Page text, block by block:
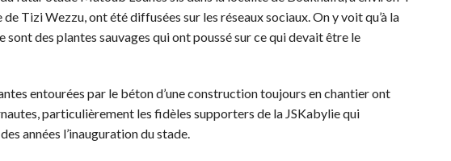
Tizi Wezzu, ont été diffusées sur les réseaux sociaux. On y voit qu’à la
sont des plantes sauvages qui ont poussé sur ce qui devait être le
entourées par le béton d’une construction toujours en chantier ont
particulièrement les fidèles supporters de la JSKabylie qui
années l’inauguration du stade.